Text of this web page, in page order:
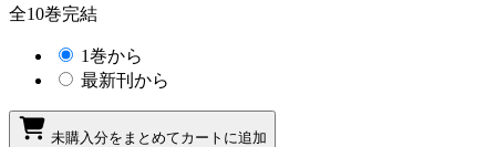
全10巻完結
1巻から
最新刊から
未購入分をまとめてカートに追加